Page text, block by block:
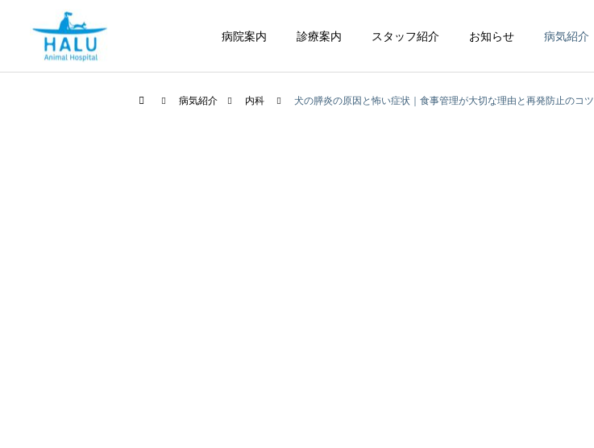
病院案内 診療案内 スタッフ紹介 お知らせ 病気紹介
病気紹介 内科 犬の膵炎の原因と怖い症状｜食事管理が大切な理由と再発防止のコツ